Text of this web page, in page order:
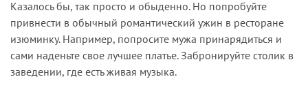
Казалось бы, так просто и обыденно. Но попробуйте
привнести в обычный романтический ужин в ресторане
изюминку. Например, попросите мужа принарядиться и
сами наденьте свое лучшее платье. Забронируйте столик в
заведении, где есть живая музыка.